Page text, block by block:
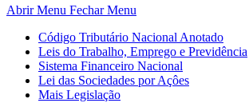
Abrir Menu Fechar Menu
Código Tributário Nacional Anotado
Leis do Trabalho, Emprego e Previdência
Sistema Financeiro Nacional
Lei das Sociedades por Açôes
Mais Legislação